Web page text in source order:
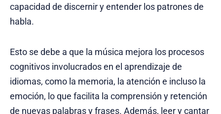
capacidad de discernir y entender los patrones de
habla.
Esto se debe a que la música mejora los procesos
cognitivos involucrados en el aprendizaje de
idiomas, como la memoria, la atención e incluso la
emoción, lo que facilita la comprensión y retención
de nuevas palabras y frases. Además, leer y cantar